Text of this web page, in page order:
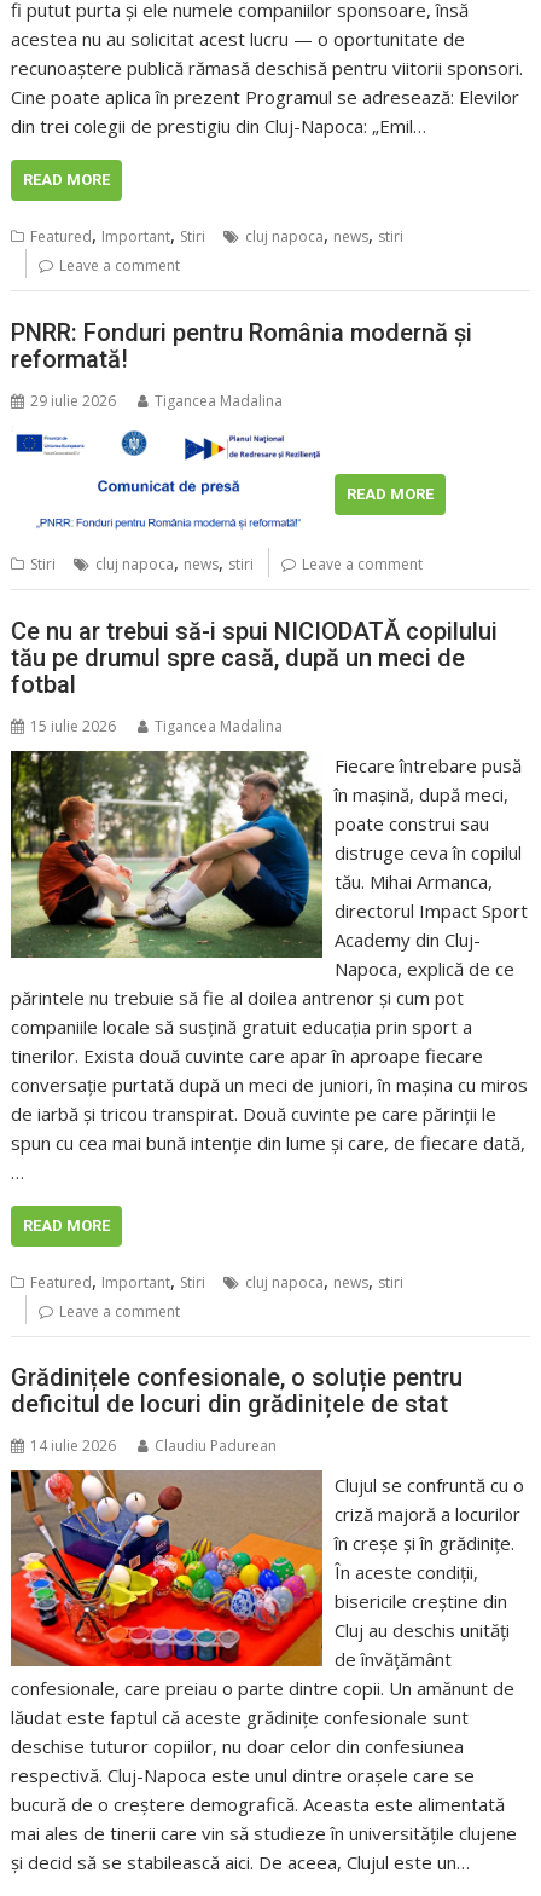
fi putut purta și ele numele companiilor sponsoare, însă
acestea nu au solicitat acest lucru — o oportunitate de
recunoaștere publică rămasă deschisă pentru viitorii sponsori.
Cine poate aplica în prezent Programul se adresează: Elevilor
din trei colegii de prestigiu din Cluj-Napoca: „Emil…
READ MORE
Featured, Important, Stiri cluj napoca, news, stiri
Leave a comment
PNRR: Fonduri pentru România modernă și
reformată!
29 iulie 2026 Tigancea Madalina
READ MORE
Stiri cluj napoca, news, stiri Leave a comment
Ce nu ar trebui să-i spui NICIODATĂ copilului
tău pe drumul spre casă, după un meci de
fotbal
15 iulie 2026 Tigancea Madalina
Fiecare întrebare pusă
în mașină, după meci,
poate construi sau
distruge ceva în copilul
tău. Mihai Armanca,
directorul Impact Sport
Academy din Cluj-
Napoca, explică de ce
părintele nu trebuie să fie al doilea antrenor și cum pot
companiile locale să susțină gratuit educația prin sport a
tinerilor. Exista două cuvinte care apar în aproape fiecare
conversație purtată după un meci de juniori, în mașina cu miros
de iarbă și tricou transpirat. Două cuvinte pe care părinții le
spun cu cea mai bună intenție din lume și care, de fiecare dată,
…
READ MORE
Featured, Important, Stiri cluj napoca, news, stiri
Leave a comment
Grădinițele confesionale, o soluție pentru
deficitul de locuri din grădinițele de stat
14 iulie 2026 Claudiu Padurean
Clujul se confruntă cu o
criză majoră a locurilor
în creșe și în grădinițe.
În aceste condiții,
bisericile creștine din
Cluj au deschis unități
de învățământ
confesionale, care preiau o parte dintre copii. Un amănunt de
lăudat este faptul că aceste grădinițe confesionale sunt
deschise tuturor copiilor, nu doar celor din confesiunea
respectivă. Cluj-Napoca este unul dintre orașele care se
bucură de o creștere demografică. Aceasta este alimentată
mai ales de tinerii care vin să studieze în universitățile clujene
și decid să se stabilească aici. De aceea, Clujul este un…